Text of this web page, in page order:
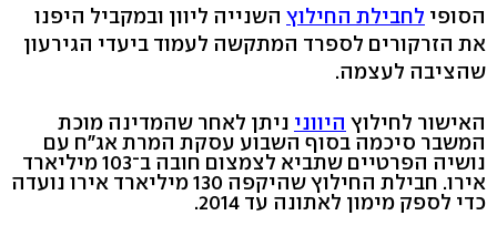
הסופי לחבילת החילוץ השנייה ליוון ובמקביל היפנו
את הזרקורים לספרד המתקשה לעמוד ביעדי הגירעון
שהציבה לעצמה.
האישור לחילוץ היווני ניתן לאחר שהמדינה מוכת
המשבר סיכמה בסוף השבוע עסקת המרת אג"ח עם
נושיה הפרטיים שתביא לצמצום חובה ב־103 מיליארד
אירו. חבילת החילוץ שהיקפה 130 מיליארד אירו נועדה
כדי לספק מימון לאתונה עד 2014.